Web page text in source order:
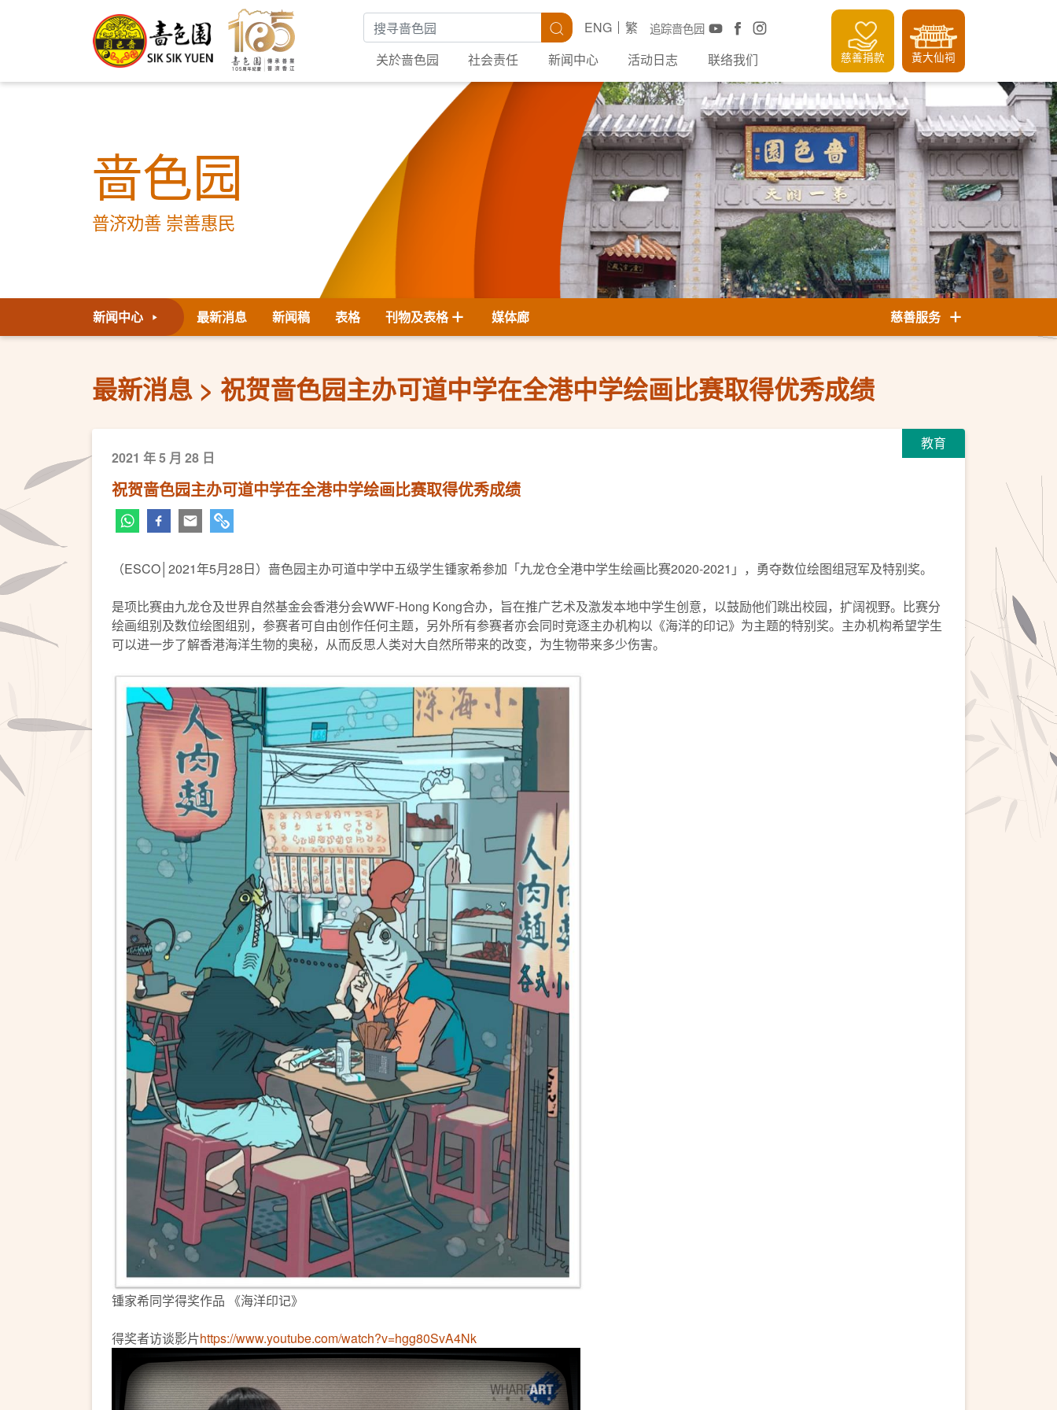
搜寻关键字 搜寻 追踪啬色园
ENG
繁
关於啬色园
社会责任 新闻中心 活动日志 联络我们 慈善捐款 黃大仙祠
啬色园
普济劝善 崇善惠民
新闻中心 最新消息 新闻稿 表格 刊物及表格 媒体廊 慈善服务
最新消息 祝贺啬色园主办可道中学在全港中学绘画比赛取得优秀成绩
教育
2021 年 5 月 28 日
祝贺啬色园主办可道中学在全港中学绘画比赛取得优秀成绩
（ESCO│2021年5月28日）啬色园主办可道中学中五级学生锺家希参加「九龙仓全港中学生绘画比赛2020-2021」，勇夺数位绘图组冠军及特别奖。
是项比赛由九龙仓及世界自然基金会香港分会WWF-Hong Kong合办，旨在推广艺术及激发本地中学生创意，以鼓励他们跳出校园，扩阔视野。比赛分
绘画组别及数位绘图组别，参赛者可自由创作任何主题，另外所有参赛者亦会同时竞逐主办机构以《海洋的印记》为主题的特别奖。主办机构希望学生
可以进一步了解香港海洋生物的奥秘，从而反思人类对大自然所带来的改变，为生物带来多少伤害。
锺家希同学得奖作品 《海洋印记》
得奖者访谈影片https://www.youtube.com/watch?v=hgg80SvA4Nk